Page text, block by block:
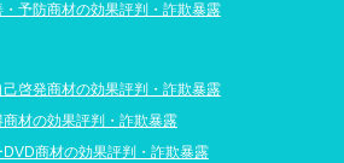
予防商材の効果評判・詐欺暴露
啓発商材の効果評判・詐欺暴露
材の効果評判・詐欺暴露
商材の効果評判・詐欺暴露